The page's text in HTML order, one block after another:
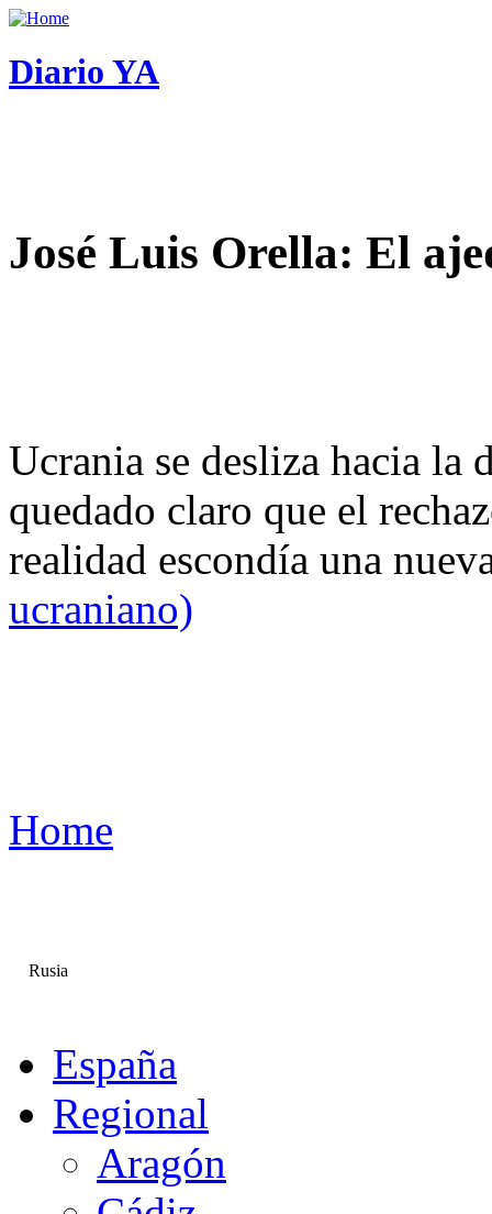
Diario YA
José Luis Orella: El
Ucrania se desliza hacia
quedado claro que el
realidad escondía una
ucraniano)
Home
Rusia
España
Regional
Aragón